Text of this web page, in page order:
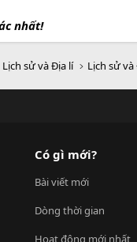
nhất!
Lịch sử và Địa lí Lịch sử và
Có gì mới?
Bài viết mới
Dòng thời gian
Hoạt động mới nhất